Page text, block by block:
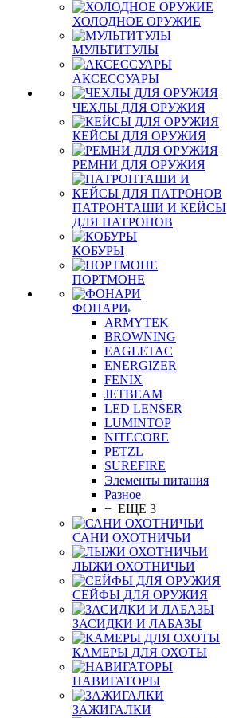
ХОЛОДНОЕ ОРУЖИЕ
МУЛЬТИТУЛЫ
АКСЕССУАРЫ
ЧЕХЛЫ ДЛЯ ОРУЖИЯ
КЕЙСЫ ДЛЯ ОРУЖИЯ
РЕМНИ ДЛЯ ОРУЖИЯ
ПАТРОНТАШИ И КЕЙСЫ
ДЛЯ ПАТРОНОВ
КОБУРЫ
ПОРТМОНЕ
ФОНАРИ
ARMYTEK
BROWNING
EAGLETAC
ENERGIZER
FENIX
JETBEAM
LED LENSER
LUMINTOP
NITECORE
PETZL
SUREFIRE
Элементы питания
Разное
+ ЕЩЕ 3
САНИ ОХОТНИЧЬИ
ЛЫЖИ ОХОТНИЧЬИ
СЕЙФЫ ДЛЯ ОРУЖИЯ
ЗАСИДКИ И ЛАБАЗЫ
КАМЕРЫ ДЛЯ ОХОТЫ
НАВИГАТОРЫ
ЗАЖИГАЛКИ